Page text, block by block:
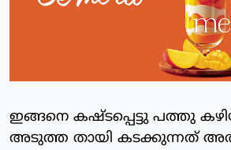
ഇങ്ങനെ കഷ്ടപ്പെട്ടു പത്തു
അടുത്ത തായി കടക്കുന്നത്